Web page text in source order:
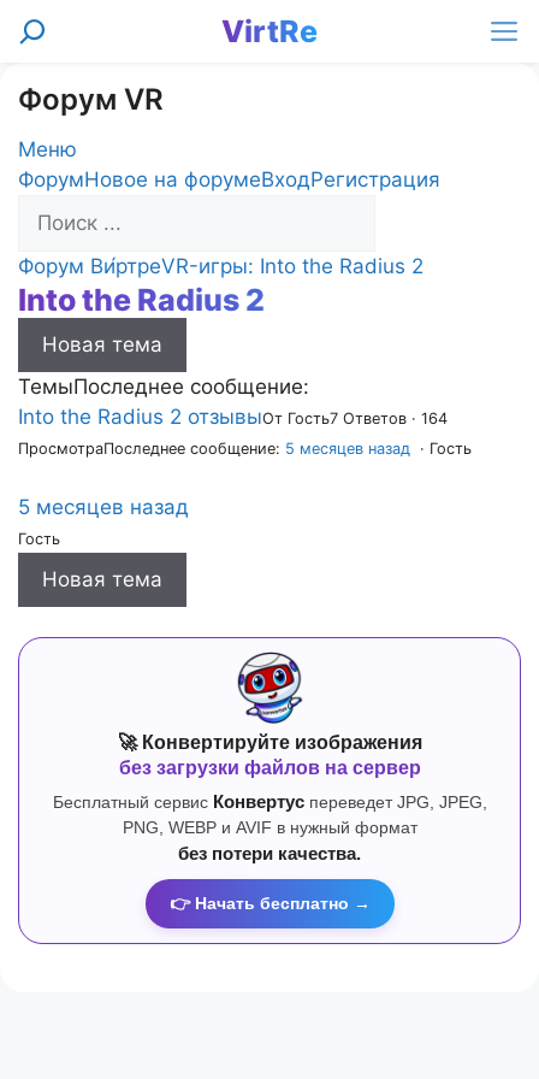
Перейти
VirtRe
Поиск
Форум VR
Меню
Навигация
Форума
ФорумНовое на форумеВходРегистрация
Форум
breadcrumbs
-
Вы
здесь:
Форум Ви́ртреVR-игры: Into the Radius 2
Into the Radius 2
Новая тема
ТемыПоследнее сообщение:
Into the Radius 2 отзывыОт Гость7 Ответов · 164
ПросмотраПоследнее сообщение: 5 месяцев назад · Гость
5 месяцев назад
Гость
Новая тема
🚀 Конвертируйте изображения
без загрузки файлов на сервер
Бесплатный сервис Конвертуспереведет JPG, JPEG,
PNG, WEBP и AVIF в нужный формат
без потери качества.
👉 Начать бесплатно →